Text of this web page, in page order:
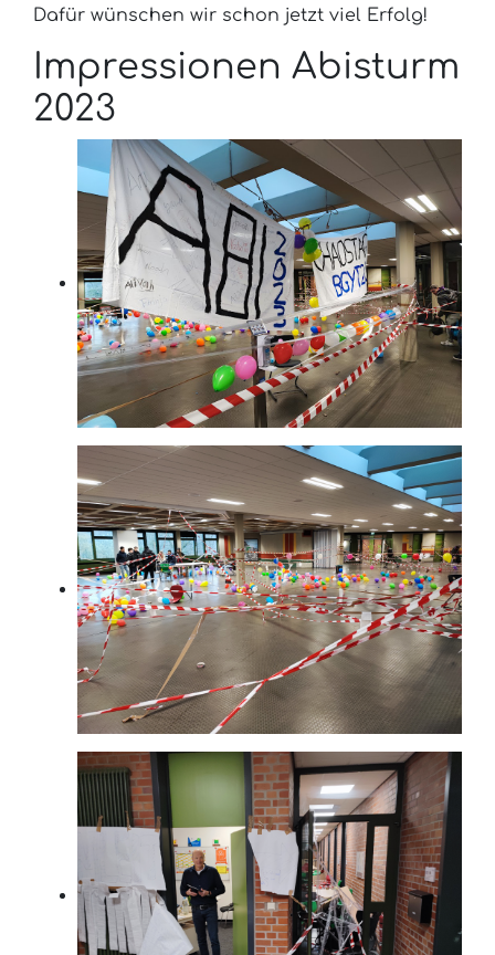
Dafür wünschen wir schon jetzt viel Erfolg!
Impressionen Abisturm
2023